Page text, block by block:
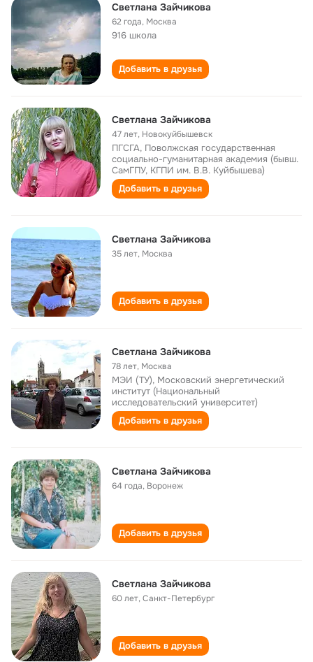
Светлана Зайчикова
62 года, Москва
916 школа
Добавить в друзья
Светлана Зайчикова
47 лет, Новокуйбышевск
ПГСГА, Поволжская государственная
социально-гуманитарная академия (бывш.
СамГПУ, КГПИ им. В.В. Куйбышева)
Добавить в друзья
Светлана Зайчикова
35 лет, Москва
Добавить в друзья
Светлана Зайчикова
78 лет, Москва
МЭИ (ТУ), Московский энергетический
институт (Национальный
исследовательский университет)
Добавить в друзья
Светлана Зайчикова
64 года, Воронеж
Добавить в друзья
Светлана Зайчикова
60 лет,Санкт-Петербург
Добавить в друзья